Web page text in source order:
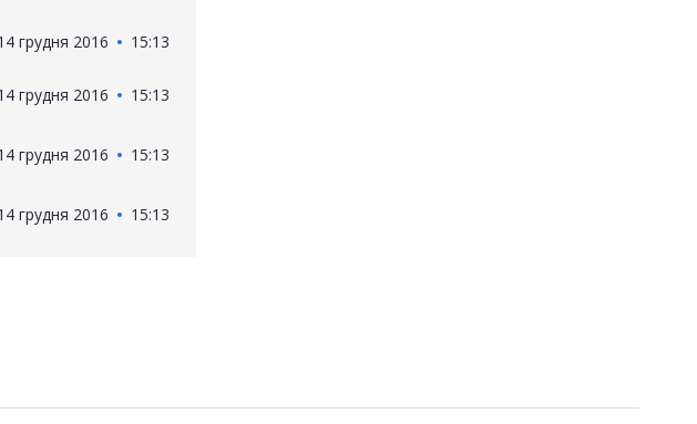
грудня 2016 15:13
грудня 2016 15:13
грудня 2016 15:13
грудня 2016 15:13